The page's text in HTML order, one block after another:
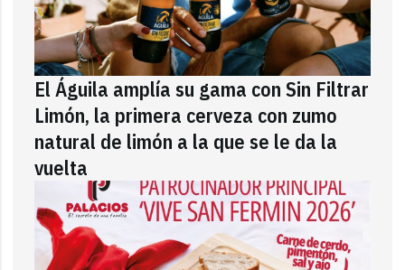
El Águila amplía su gama con Sin Filtrar
Limón, la primera cerveza con zumo
natural de limón a la que se le da la
vuelta